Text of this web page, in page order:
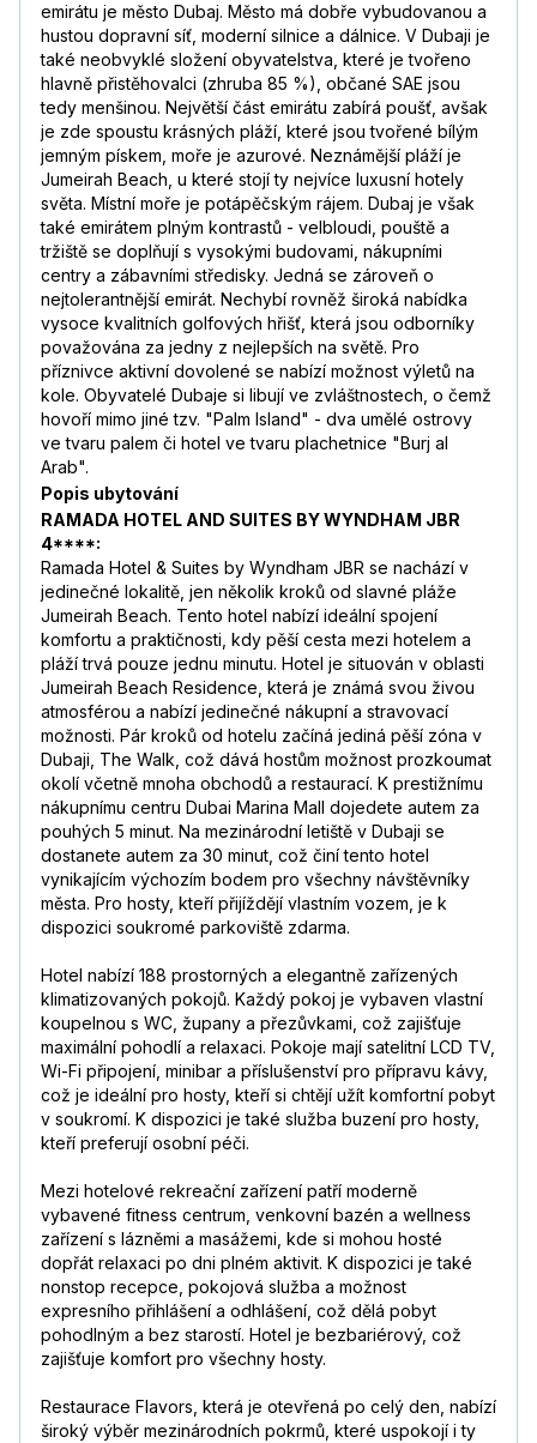
emirátu je město Dubaj. Město má dobře vybudovanou a
hustou dopravní síť, moderní silnice a dálnice. V Dubaji je
také neobvyklé složení obyvatelstva, které je tvořeno
hlavně přistěhovalci (zhruba 85 %), občané SAE jsou
tedy menšinou. Největší část emirátu zabírá poušť, avšak
je zde spoustu krásných pláží, které jsou tvořené bílým
jemným pískem, moře je azurové. Neznámější pláží je
Jumeirah Beach, u které stojí ty nejvíce luxusní hotely
světa. Místní moře je potápěčským rájem. Dubaj je však
také emirátem plným kontrastů - velbloudi, pouště a
tržiště se doplňují s vysokými budovami, nákupními
centry a zábavními středisky. Jedná se zároveň o
nejtolerantnější emirát. Nechybí rovněž široká nabídka
vysoce kvalitních golfových hřišť, která jsou odborníky
považována za jedny z nejlepších na světě. Pro
příznivce aktivní dovolené se nabízí možnost výletů na
kole. Obyvatelé Dubaje si libují ve zvláštnostech, o čemž
hovoří mimo jiné tzv. "Palm Island" - dva umělé ostrovy
ve tvaru palem či hotel ve tvaru plachetnice "Burj al
Arab".
Popis ubytování
RAMADA HOTEL AND SUITES BY WYNDHAM JBR
4****:
Ramada Hotel & Suites by Wyndham JBR se nachází v
jedinečné lokalitě, jen několik kroků od slavné pláže
Jumeirah Beach. Tento hotel nabízí ideální spojení
komfortu a praktičnosti, kdy pěší cesta mezi hotelem a
pláží trvá pouze jednu minutu. Hotel je situován v oblasti
Jumeirah Beach Residence, která je známá svou živou
atmosférou a nabízí jedinečné nákupní a stravovací
možnosti. Pár kroků od hotelu začíná jediná pěší zóna v
Dubaji, The Walk, což dává hostům možnost prozkoumat
okolí včetně mnoha obchodů a restaurací. K prestižnímu
nákupnímu centru Dubai Marina Mall dojedete autem za
pouhých 5 minut. Na mezinárodní letiště v Dubaji se
dostanete autem za 30 minut, což činí tento hotel
vynikajícím výchozím bodem pro všechny návštěvníky
města. Pro hosty, kteří přijíždějí vlastním vozem, je k
dispozici soukromé parkoviště zdarma.
Hotel nabízí 188 prostorných a elegantně zařízených
klimatizovaných pokojů. Každý pokoj je vybaven vlastní
koupelnou s WC, župany a přezůvkami, což zajišťuje
maximální pohodlí a relaxaci. Pokoje mají satelitní LCD TV,
Wi-Fi připojení, minibar a příslušenství pro přípravu kávy,
což je ideální pro hosty, kteří si chtějí užít komfortní pobyt
v soukromí. K dispozici je také služba buzení pro hosty,
kteří preferují osobní péči.
Mezi hotelové rekreační zařízení patří moderně
vybavené fitness centrum, venkovní bazén a wellness
zařízení s lázněmi a masážemi, kde si mohou hosté
dopřát relaxaci po dni plném aktivit. K dispozici je také
nonstop recepce, pokojová služba a možnost
expresního přihlášení a odhlášení, což dělá pobyt
pohodlným a bez starostí. Hotel je bezbariérový, což
zajišťuje komfort pro všechny hosty.
Restaurace Flavors, která je otevřená po celý den, nabízí
široký výběr mezinárodních pokrmů, které uspokojí i ty